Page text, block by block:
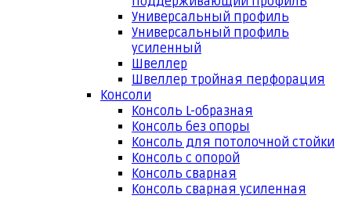
Универсальный профиль
Универсальный профиль
усиленный
Швеллер
Швеллер тройная перфорация
Консоли
Консоль L-образная
Консоль без опоры
Консоль для потолочной стойки
Консоль с опорой
Консоль сварная
Консоль сварная усиленная